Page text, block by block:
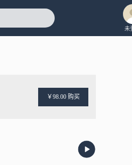
未
￥98.00 购买